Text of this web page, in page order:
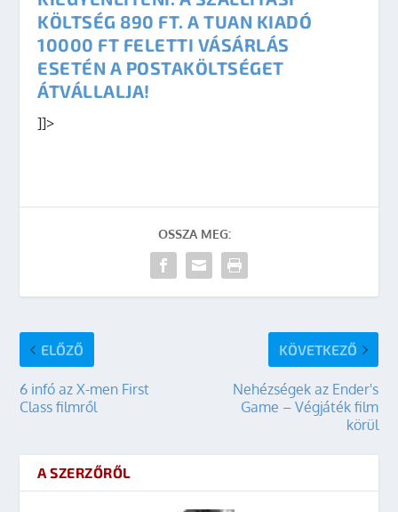
KÖLTSÉG 890 FT. A TUAN KIADÓ
10000 FT FELETTI VÁSÁRLÁS
ESETÉN A POSTAKÖLTSÉGET
ÁTVÁLLALJA!
]]>
OSSZA MEG:
ELŐZŐ
6 infó az X-men First
Class filmről
KÖVETKEZŐ
Nehézségek az Ender's
Game – Végjáték film
körül
A SZERZŐRŐL